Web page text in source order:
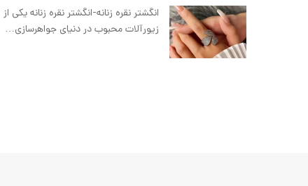
انگشتر نقره زنانه-انگشتر نقره زنانه یکی از
زیورآلات محبوب در دنیای جواهرسازی…